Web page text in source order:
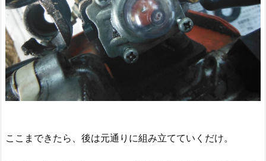
ここまできたら、後は元通りに組み立てていくだけ。